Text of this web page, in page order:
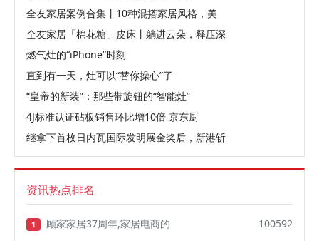
全友家居案例合集丨10种混搭家居风格，美
全友家居「棉花糖」皮床丨躺进云朵，释压深
燃气灶的“iPhone”时刻
直到有一天，灶可以“替你操心”了
“皇帝的新装”：那些带旋钮的“智能灶”
4J标准认证砧板销售环比增10倍 京东厨
继拿下首枚日内瓦国际发明展金奖后，新港斩
资讯热点排名
1 顾家家居37周年,家居电商的 100592